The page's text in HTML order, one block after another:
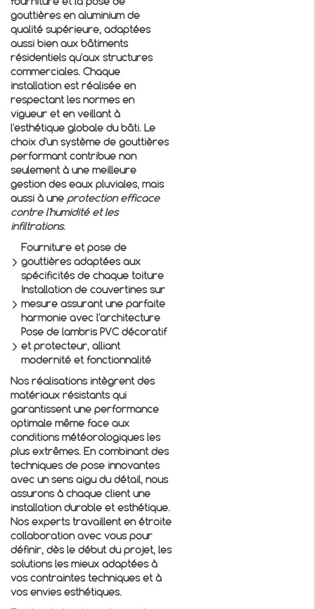
fourniture et la pose de
gouttières en aluminium de
qualité supérieure, adaptées
aussi bien aux bâtiments
résidentiels qu'aux structures
commerciales. Chaque
installation est réalisée en
respectant les normes en
vigueur et en veillant à
l'esthétique globale du bâti. Le
choix d'un système de gouttières
performant contribue non
seulement à une meilleure
gestion des eaux pluviales, mais
aussi à une protection efficace
contre l'humidité et les
infiltrations.
Fourniture et pose de
gouttières adaptées aux
spécificités de chaque toiture
Installation de couvertines sur
mesure assurant une parfaite
harmonie avec l'architecture
Pose de lambris PVC décoratif
et protecteur, alliant
modernité et fonctionnalité
Nos réalisations intègrent des
matériaux résistants qui
garantissent une performance
optimale même face aux
conditions météorologiques les
plus extrêmes. En combinant des
techniques de pose innovantes
avec un sens aigu du détail, nous
assurons à chaque client une
installation durable et esthétique.
Nos experts travaillent en étroite
collaboration avec vous pour
définir, dès le début du projet, les
solutions les mieux adaptées à
vos contraintes techniques et à
vos envies esthétiques.